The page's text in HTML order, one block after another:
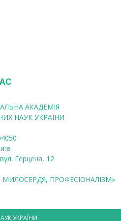
АКАДЕМІЯ
НАУК УКРАЇНИ
Герцена, 12
МИЛОСЕРДЯ, ПРОФЕСІОНАЛІЗМ»
УКРАЇНИ